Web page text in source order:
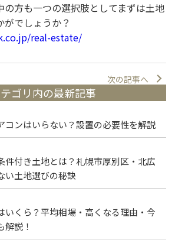
の方も一つの選択肢としてまずは土地
でしょうか？
real-estate/
次の記事へ
ゴリ内の最新記事
コンはいらない？設置の必要性を解説
件付き土地とは？札幌市厚別区・北広
い土地選びの秘訣
いくら？平均相場・高くなる理由・今
解説！